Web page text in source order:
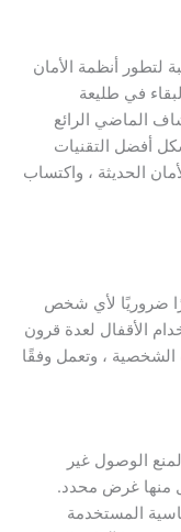
لتطور أنظمة الأمان
في طليعة
الماضي الرائع
أفضل التقنيات
الحديثة ، واكتساب
ضروريًا لأي شخص
الأقفال لعدة قرون
الشخصية ، وتعمل وفقًا
الوصول غير
منها غرض محدد.
المستخدمة